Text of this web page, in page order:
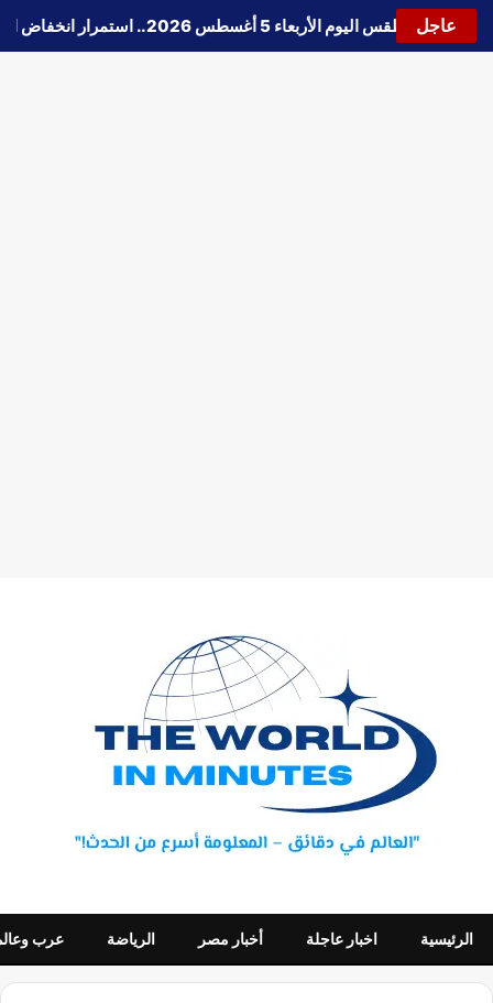
عاجل
🔵 حالة الطقس اليوم الأربعاء 5 أغسطس 2026.. استمرار انخفاض الحرارة وتحذيرات من الشبورة واضطراب الملاحة
الرئيسية اخبار عاجلة أخبار مصر الرياضة عرب